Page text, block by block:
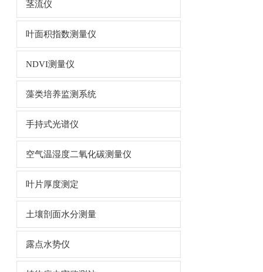
茎流仪
叶面积指数测量仪
NDVI测量仪
藻类培养监测系统
手持式光谱仪
空气温湿度二氧化碳测量仪
叶片厚度测定
土壤剖面水分测量
露点水势仪